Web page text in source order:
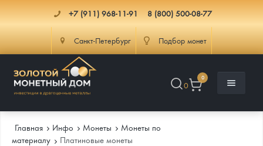
+7 (911) 968-11-91 8 (800) 500-08-77
Санкт-Петербург Подбор монет
0
0
Главная Инфо Монеты
Монеты по
материалу
Платиновые монеты